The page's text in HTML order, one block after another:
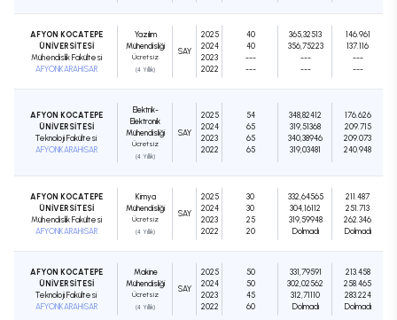
AFYON KOCATEPE
ÜNİVERSİTESİ
Mühendislik Fakültesi
AFYONKARAHİSAR
Yazılım
Mühendisliği
Ücretsiz
(4 Yıllık)
SAY
2025
2024
2023
2022
40
40
---
---
365,32513
356,75223
---
---
146.961
137.116
---
---
AFYON KOCATEPE
ÜNİVERSİTESİ
Teknoloji Fakültesi
AFYONKARAHİSAR
Elektrik-
Elektronik
Mühendisliği
Ücretsiz
(4 Yıllık)
SAY
2025
2024
2023
2022
54
65
65
65
348,82412
319,51368
340,38946
319,03481
176.626
209.715
209.073
240.948
AFYON KOCATEPE
ÜNİVERSİTESİ
Mühendislik Fakültesi
AFYONKARAHİSAR
Kimya
Mühendisliği
Ücretsiz
(4 Yıllık)
SAY
2025
2024
2023
2022
30
30
25
20
332,64565
304,16112
319,59948
Dolmadı
211.487
251.713
262.346
Dolmadı
AFYON KOCATEPE
ÜNİVERSİTESİ
Teknoloji Fakültesi
AFYONKARAHİSAR
Makine
Mühendisliği
Ücretsiz
(4 Yıllık)
SAY
2025
2024
2023
2022
50
50
45
60
331,79591
302,02562
312,71110
Dolmadı
213.458
258.465
283.224
Dolmadı